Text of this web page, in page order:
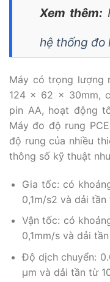
Xem thêm:
hệ thống đo
Máy có trọng lượng
124 x 62 x 30mm,
pin AA, hoạt động
Máy đo độ rung
độ rung của nhiều
thông số kỹ thuật
Gia tốc: có
0,1m/s2 và dải
Vận tốc: có
0,1mm/s và dải
Độ dịch chuyển:
μm và dải tần từ